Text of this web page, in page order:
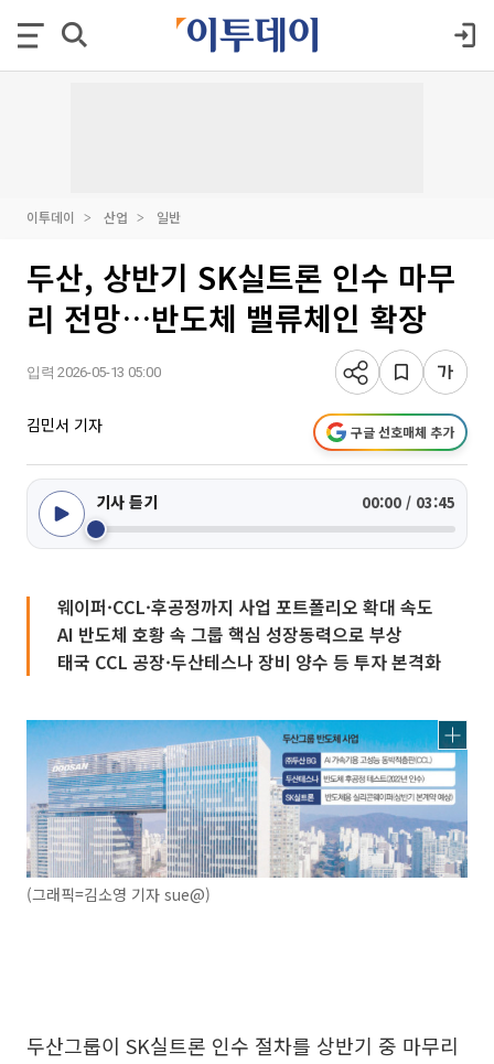
이투데이 산업 일반
두산, 상반기 SK실트론 인수 마무
리 전망…반도체 밸류체인 확장
입력 2026-05-13 05:00
김민서 기자 구글 선호매체 추가
기사 듣기 00:00 / 03:45
웨이퍼·CCL·후공정까지 사업 포트폴리오 확대 속도
AI 반도체 호황 속 그룹 핵심 성장동력으로 부상
태국 CCL 공장·두산테스나 장비 양수 등 투자 본격화
(그래픽=김소영 기자 sue@)
두산그룹이 SK실트론 인수 절차를 상반기 중 마무리